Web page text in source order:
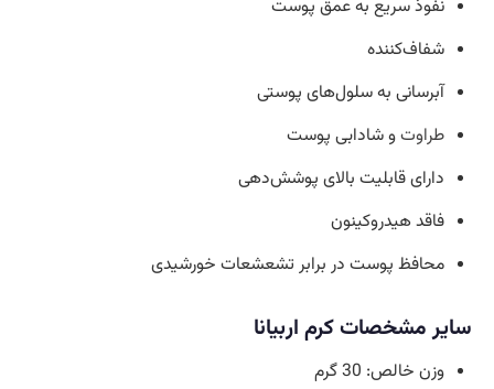
نفوذ سریع به عمق پوست
شفاف‌کننده
آبرسانی به سلول‌های پوستی
طراوتو شادابی پوست
دارای قابلیت بالای پوشش‌دهی
فاقد هیدروکینون
محافظ پوست در برابر تشعشعات خورشیدی
سایر مشخصات کرم اربیانا
وزن خالص: 30 گرم